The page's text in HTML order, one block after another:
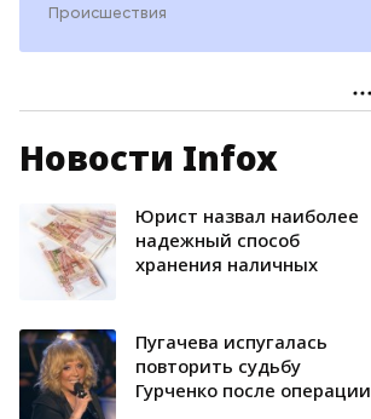
Происшествия
Новости Infox
Юрист нaзвал наиболее
надежный способ
хранения наличных
Пугачева испугалась
повторить судьбу
Гурченко после операции